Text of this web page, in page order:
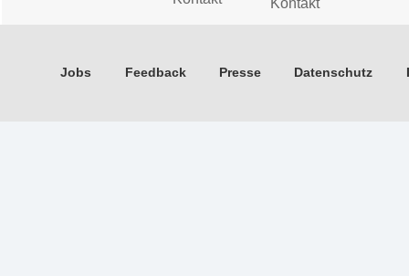
Jobs Feedback Presse Datenschutz